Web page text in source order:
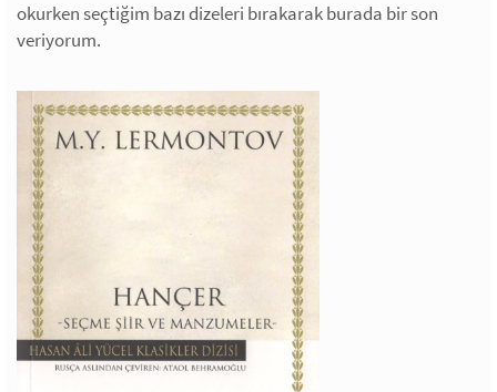
okurken seçtiğim bazı dizeleri bırakarak burada bir son
veriyorum.